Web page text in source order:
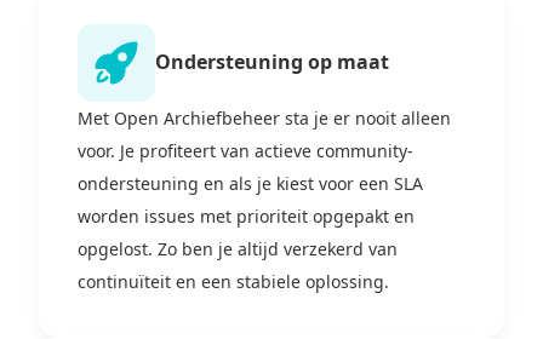
Ondersteuning op maat
Met Open Archiefbeheer sta je er nooit alleen
voor. Je profiteert van actieve community-
ondersteuning en als je kiest voor een SLA
worden issues met prioriteit opgepakt en
opgelost. Zo ben je altijd verzekerd van
continuïteit en een stabiele oplossing.